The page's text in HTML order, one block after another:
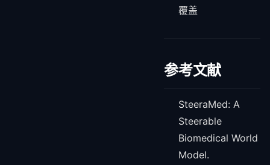
覆盖
参考文献
SteeraMed: A
Steerable
Biomedical World
Model.